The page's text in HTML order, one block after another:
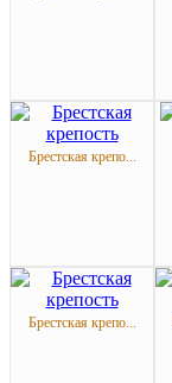
Брестская крепо...
Брестская крепо...